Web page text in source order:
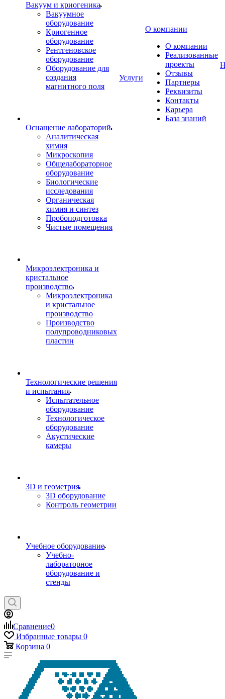
Вакуум и криогеника
Вакуумное
оборудование
Криогенное
оборудование
Рентгеновское
оборудование
Оборудование для
создания
магнитного поля
Оснащение лабораторий
Аналитическая
химия
Микроскопия
Общелабораторное
оборудование
Биологические
исследования
Органическая
химия и синтез
Пробоподготовка
Чистые помещения
Микроэлектроника и
кристальное
производство
Микроэлектроника
и кристальное
производство
Производство
полупроводниковых
пластин
Технологические решения
и испытания
Испытательное
оборудование
Технологическое
оборудование
Акустические
камеры
3D и геометрия
3D оборудование
Контроль геометрии
Учебное оборудование
Учебно-
лабораторное
оборудование и
стенды
Услуги
О компании
О компании
Реализованные
проекты
Отзывы
Партнеры
Реквизиты
Контакты
Карьера
База знаний
Сравнение0
Избранные товары 0
Корзина 0